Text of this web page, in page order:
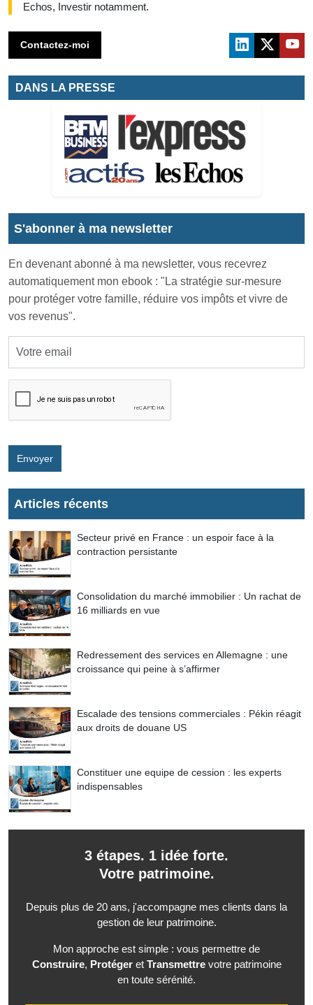
Echos, Investir notamment.
Contactez-moi
DANS LA PRESSE
S'abonner à ma newsletter
En devenant abonné à ma newsletter, vous recevrez
automatiquement mon ebook : "La stratégie sur-mesure
pour protéger votre famille, réduire vos impôts et vivre de
vos revenus".
Envoyer
Articles récents
Secteur privé en France : un espoir face à la
contraction persistante
Consolidation du marché immobilier : Un rachat de
16 milliards en vue
Redressement des services en Allemagne : une
croissance qui peine à s’affirmer
Escalade des tensions commerciales : Pékin réagit
aux droits de douane US
Constituer une equipe de cession : les experts
indispensables
3 étapes. 1 idée forte.
Votre patrimoine.
Depuis plus de 20 ans, j'accompagne mes clients dans la
gestion de leur patrimoine.
Mon approche est simple : vous permettre de
Construire, Protégeret Transmettrevotre patrimoine
en toute sérénité.